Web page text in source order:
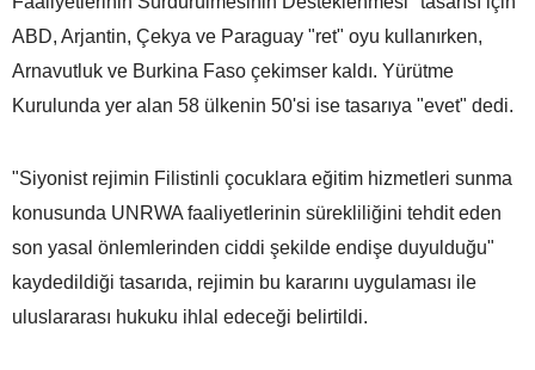
ABD, Arjantin, Çekya ve Paraguay "ret" oyu kullanırken,
Arnavutluk ve Burkina Faso çekimser kaldı. Yürütme
Kurulunda yer alan 58 ülkenin 50'si ise tasarıya "evet" dedi.
"Siyonist rejimin Filistinli çocuklara eğitim hizmetleri sunma
konusunda UNRWA faaliyetlerinin sürekliliğini tehdit eden
son yasal önlemlerinden ciddi şekilde endişe duyulduğu"
kaydedildiği tasarıda, rejimin bu kararını uygulaması ile
uluslararası hukuku ihlal edeceği belirtildi.